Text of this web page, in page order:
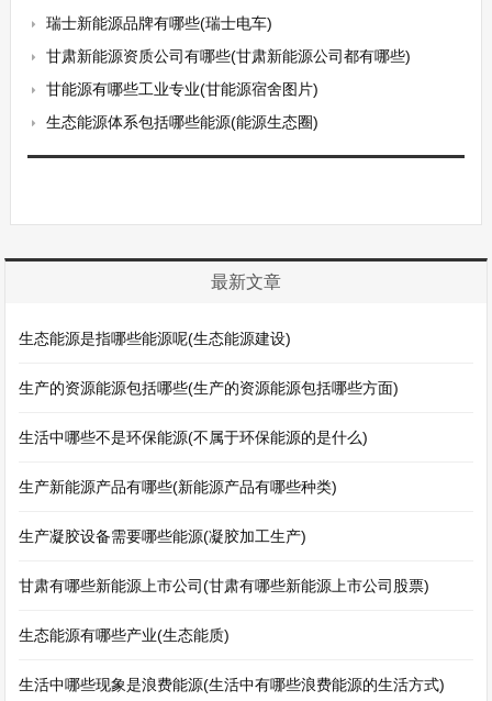
瑞士新能源品牌有哪些(瑞士电车)
甘肃新能源资质公司有哪些(甘肃新能源公司都有哪些)
甘能源有哪些工业专业(甘能源宿舍图片)
生态能源体系包括哪些能源(能源生态圈)
最新文章
生态能源是指哪些能源呢(生态能源建设)
生产的资源能源包括哪些(生产的资源能源包括哪些方面)
生活中哪些不是环保能源(不属于环保能源的是什么)
生产新能源产品有哪些(新能源产品有哪些种类)
生产凝胶设备需要哪些能源(凝胶加工生产)
甘肃有哪些新能源上市公司(甘肃有哪些新能源上市公司股票)
生态能源有哪些产业(生态能质)
生活中哪些现象是浪费能源(生活中有哪些浪费能源的生活方式)